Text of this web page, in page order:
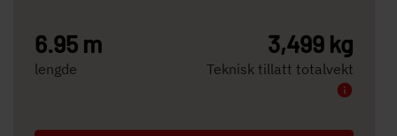
6.95 m
lengde
3,499 kg
Teknisk tillatt totalvekt